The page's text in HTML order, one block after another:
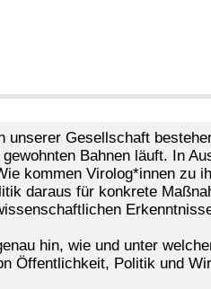
Gesellschaft
Bahnen läuft. In
kommen Virolog*innen zu
daraus für konkrete
hin, wie und unter
Öffentlichkeit, Politik und